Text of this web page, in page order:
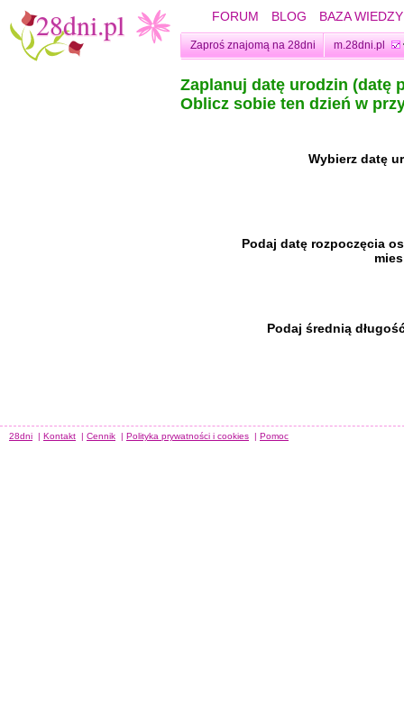
FORUM BLOG BAZA WIEDZY
Zaproś znajomą na 28dni m.28dni.pl
Zaplanuj datę urodzin (datę
Oblicz sobie ten dzień w
Wybierz datę
Podaj datę rozpoczęcia
Podaj średnią
28dni | Kontakt | Cennik | Polityka prywatności i cookies | Pomoc